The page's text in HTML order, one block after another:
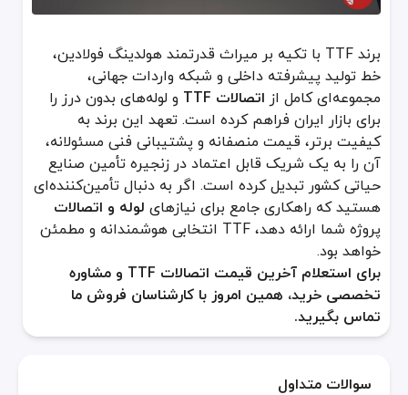
برند TTF با تکیه بر میراث قدرتمند هولدینگ فولادین،
خط تولید پیشرفته داخلی و شبکه واردات جهانی،
مجموعه‌ای کامل از اتصالات TTF
و لوله‌های بدون درز را
برای بازار ایران فراهم کرده است. تعهد این برند به
کیفیت برتر، قیمت منصفانه و پشتیبانی فنی مسئولانه،
آن را به یک شریک قابل اعتماد در زنجیره تأمین صنایع
حیاتی کشور تبدیل کرده است. اگر به دنبال تأمین‌کننده‌ای
هستید که راهکاری جامع برای نیازهای لوله و اتصالات
پروژه شما ارائه دهد، TTF انتخابی هوشمندانه و مطمئن
خواهد بود.
برای استعلام آخرین قیمت اتصالات TTF و مشاوره
تخصصی خرید، همین امروز با کارشناسان فروش ما
تماس بگیرید.
سوالات متداول